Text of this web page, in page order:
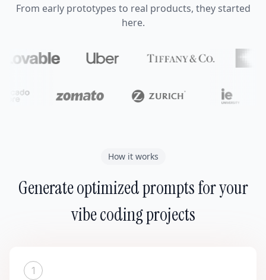
From early prototypes to real products, they started
here.
How it works
Generate optimized prompts for your
vibe coding projects
1